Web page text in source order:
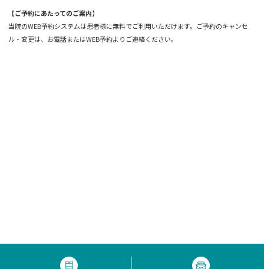
【ご予約にあたってのご案内】
当院のWEB予約システムは患者様に無料でご利用いただけます。ご予約のキャンセ
ル・変更は、お電話またはWEB予約よりご連絡ください。